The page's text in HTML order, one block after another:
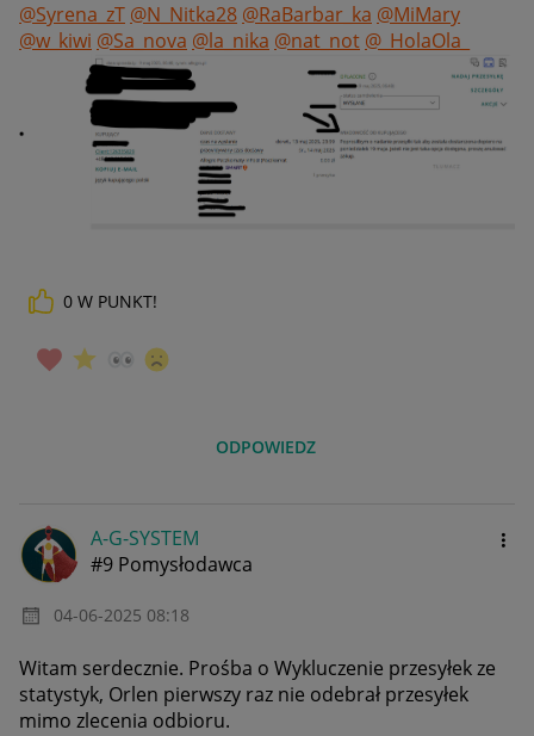
@Syrena_zT @N_Nitka28 @RaBarbar_ka @MiMary
@w_kiwi @Sa_nova @la_nika @nat_not @_HolaOla_
0 W PUNKT!
ODPOWIEDZ
A-G-SYSTEM
#9 Pomysłodawca
‎04-06-2025 08:18
Witam serdecznie. Prośba o Wykluczenie przesyłek ze
statystyk, Orlen pierwszy raz nie odebrał przesyłek
mimo zlecenia odbioru.